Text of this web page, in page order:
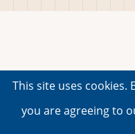
This site uses
you are agreeing to